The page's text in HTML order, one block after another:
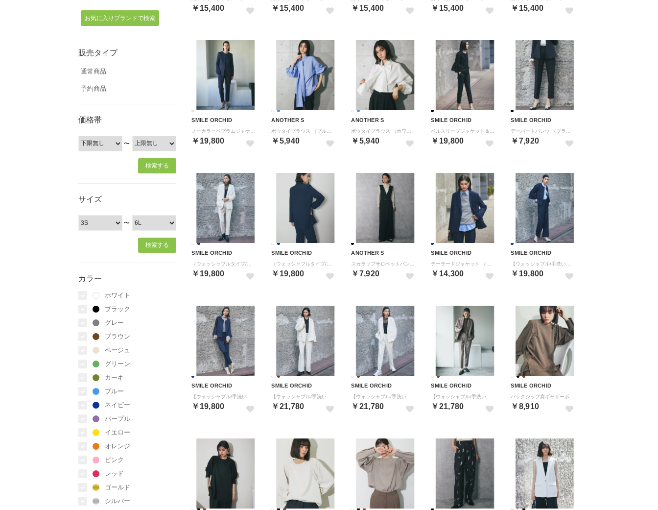
お気に入りブランドで検索
販売タイプ
通常商品
予約商品
価格帯
〜
サイズ
〜
カラー
ホワイト
ブラック
グレー
ブラウン
ベージュ
グリーン
カーキ
ブルー
ネイビー
パープル
イエロー
オレンジ
ピンク
レッド
ゴールド
シルバー
￥15,400 ￥15,400 ￥15,400 ￥15,400 ￥15,400
SMILE ORCHID
￥19,800
ANOTHER S
￥5,940
ANOTHER S
￥5,940
SMILE ORCHID
￥19,800
SMILE ORCHID
￥7,920
SMILE ORCHID
￥19,800
SMILE ORCHID
￥19,800
ANOTHER S
￥7,920
SMILE ORCHID
￥14,300
SMILE ORCHID
￥19,800
SMILE ORCHID
￥19,800
SMILE ORCHID
￥21,780
SMILE ORCHID
￥21,780
SMILE ORCHID
￥21,780
SMILE ORCHID
￥8,910